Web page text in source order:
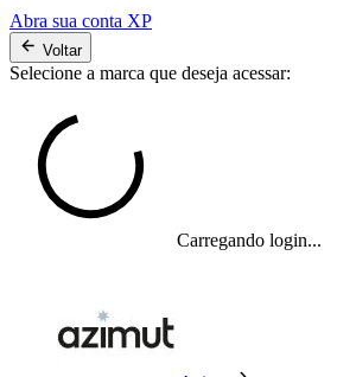
Abra sua conta XP
Voltar
Selecione a marca que deseja acessar:
Carregando login...